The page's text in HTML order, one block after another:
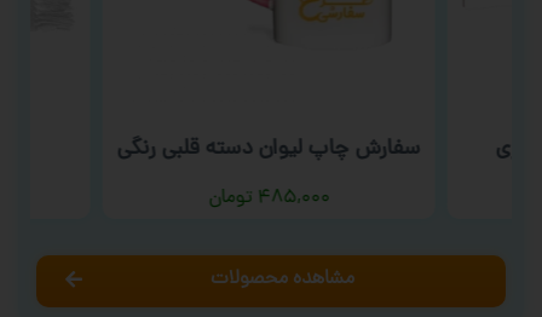
سفارش چاپ لیوان دسته قلبی رنگی
۴۸۵,۰۰۰ تومان
مشاهده محصولات